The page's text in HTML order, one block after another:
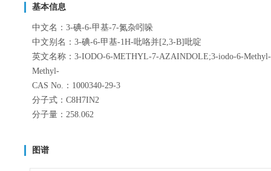
基本信息
中文名：3-碘-6-甲基-7-氮杂吲哚
中文别名：3-碘-6-甲基-1H-吡咯并[2,3-B]吡啶
英文名称：3-IODO-6-METHYL-7-AZAINDOLE;3-iodo-6-
Methyl-
CAS No.：1000340-29-3
分子式：C8H7IN2
分子量：258.062
图谱